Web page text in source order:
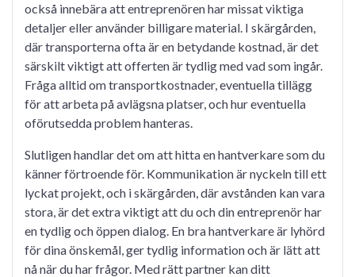
också innebära att entreprenören har missat viktiga
detaljer eller använder billigare material. I skärgården,
där transporterna ofta är en betydande kostnad, är det
särskilt viktigt att offerten är tydlig med vad som ingår.
Fråga alltid om transportkostnader, eventuella tillägg
för att arbeta på avlägsna platser, och hur eventuella
oförutsedda problem hanteras.
Slutligen handlar det om att hitta en hantverkare som du
känner förtroende för. Kommunikation är nyckeln till ett
lyckat projekt, och i skärgården, där avstånden kan vara
stora, är det extra viktigt att du och din entreprenör har
en tydlig och öppen dialog. En bra hantverkare är lyhörd
för dina önskemål, ger tydlig information och är lätt att
nå när du har frågor. Med rätt partner kan ditt